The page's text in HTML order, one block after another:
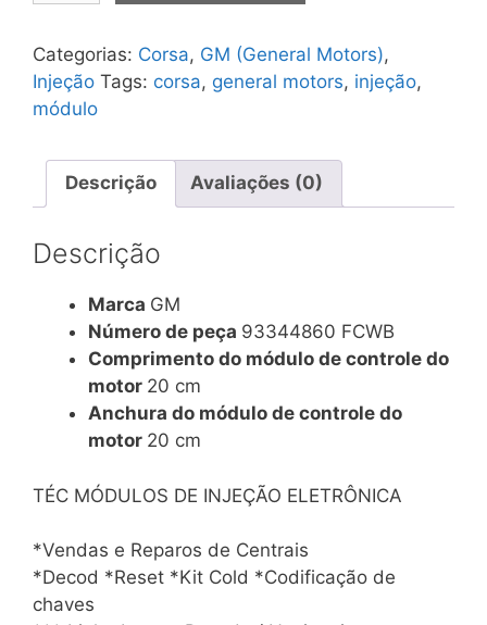
Corsa
1.0
n°
Fcwb
quantidade
Categorias: Corsa, GM (General Motors),
Injeção Tags: corsa, general motors, injeção,
módulo
Descrição Avaliações (0)
Descrição
Marca GM
Número de peça 93344860 FCWB
Comprimento do módulo de controle do
motor 20 cm
Anchura do módulo de controle do
motor 20 cm
TÉC MÓDULOS DE INJEÇÃO ELETRÔNICA
*Vendas e Reparos de Centrais
*Decod *Reset *Kit Cold *Codificação de
chaves